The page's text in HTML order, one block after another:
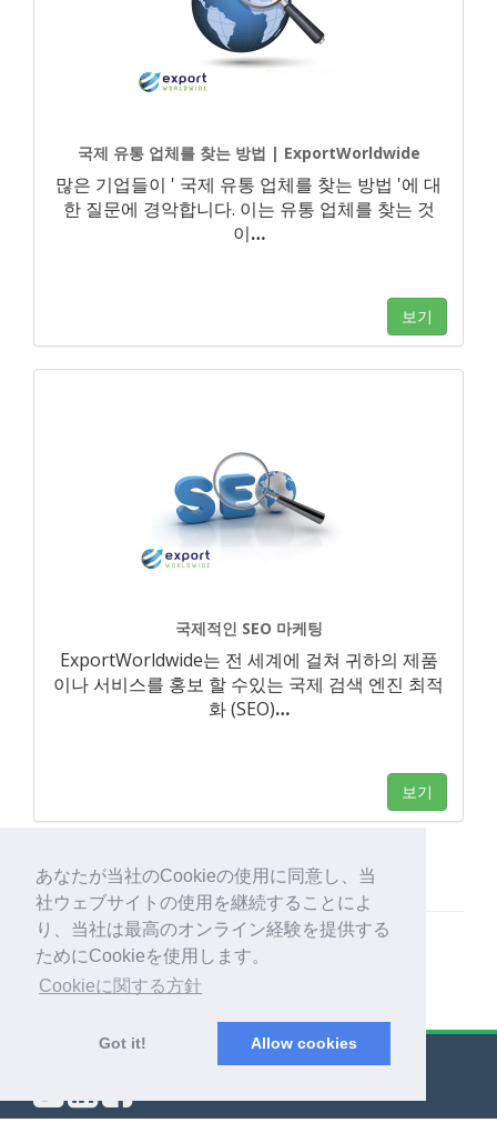
あなたが当社のCookieの使用に同意し、当
社ウェブサイトの使用を継続することによ
り、当社は最高のオンライン経験を提供する
ためにCookieを使用します。
Cookieに関する方針
Got it! Allow cookies
국제 유통 업체를 찾는 방법 | ExportWorldwide
많은 기업들이 ' 국제 유통 업체를 찾는 방법 '에 대
한 질문에 경악합니다. 이는 유통 업체를 찾는 것
이…
보기
국제적인 SEO 마케팅
ExportWorldwide는 전 세계에 걸쳐 귀하의 제품
이나 서비스를 홍보 할 수있는 국제 검색 엔진 최적
화 (SEO)…
보기
© Export Worldwide 2026